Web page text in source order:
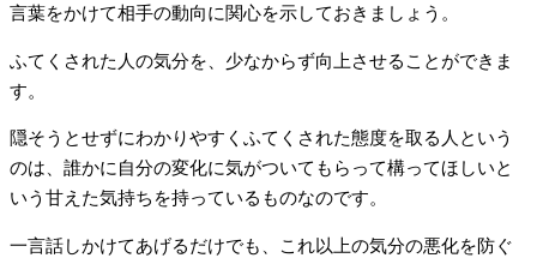
言葉をかけて相手の動向に関心を示しておきましょう。
ふてくされた人の気分を、少なからず向上させることができま
す。
隠そうとせずにわかりやすくふてくされた態度を取る人という
のは、誰かに自分の変化に気がついてもらって構ってほしいと
いう甘えた気持ちを持っているものなのです。
一言話しかけてあげるだけでも、これ以上の気分の悪化を防ぐ